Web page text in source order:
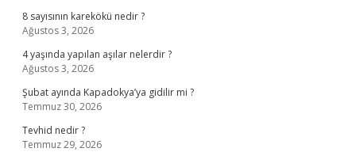
8 sayısının karekökü nedir ?
Ağustos 3, 2026
4 yaşında yapılan aşılar nelerdir ?
Ağustos 3, 2026
Şubat ayında Kapadokya’ya gidilir mi ?
Temmuz 30, 2026
Tevhid nedir ?
Temmuz 29, 2026